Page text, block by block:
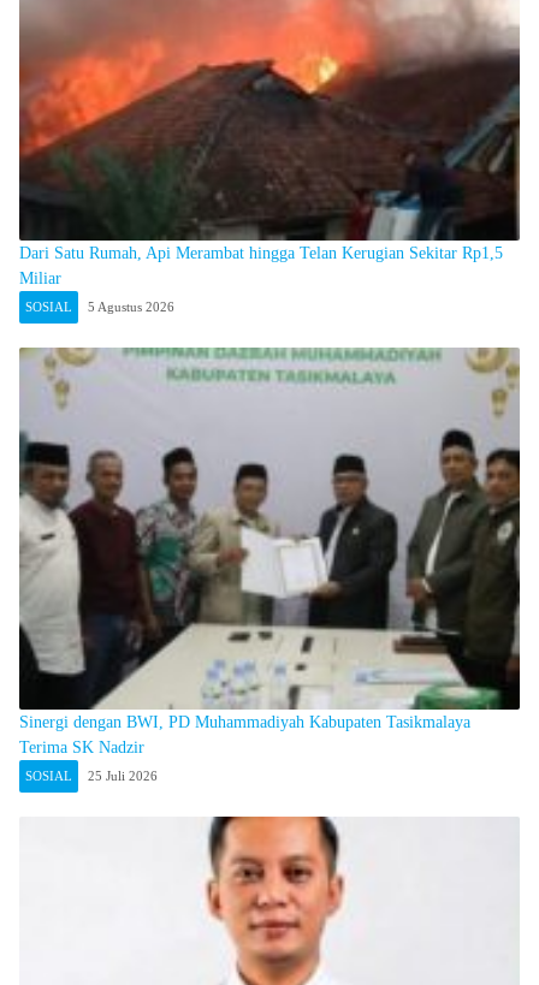
Dari Satu Rumah, Api Merambat hingga Telan Kerugian Sekitar Rp1,5
Miliar
SOSIAL 5 Agustus 2026
Sinergi dengan BWI, PD Muhammadiyah Kabupaten Tasikmalaya
Terima SK Nadzir
SOSIAL 25 Juli 2026